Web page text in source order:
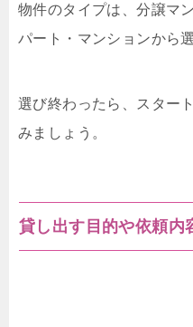
物件のタイプは、分譲マ
パート・マンションから
選び終わったら、スター
みましょう。
貸し出す目的や依頼内